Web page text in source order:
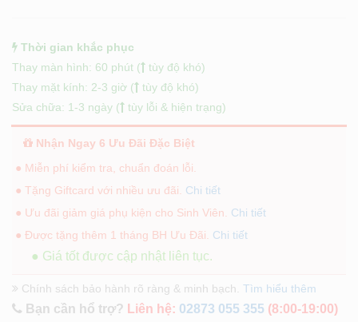
Thời gian khắc phục
Thay màn hình: 60 phút (
tùy độ khó)
Thay mặt kính: 2-3 giờ (
tùy độ khó)
Sửa chữa: 1-3 ngày (
tùy lỗi & hiện trạng)
Nhận Ngay 6 Ưu Đãi Đặc Biệt
● Miễn phí kiểm tra, chuẩn đoán lỗi.
● Tặng Giftcard với nhiều ưu đãi. Chi tiết
● Ưu đãi giảm giá phụ kiện cho Sinh Viên. Chi tiết
● Được tặng thêm 1 tháng BH Ưu Đãi. Chi tiết
● Giá tốt được cập nhật liên tục.
Chính sách bảo hành rõ ràng & minh bạch. Tìm hiểu thêm
Bạn cần hổ trợ? Liên hệ: 02873 055 355 (8:00-19:00)